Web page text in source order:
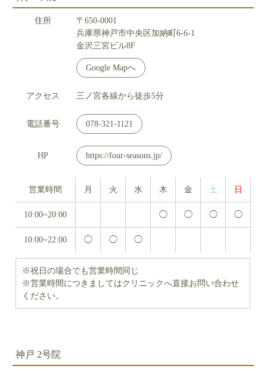
住所
〒650-0001
兵庫県神戸市中央区加納町6-6-1
金沢三宮ビル8F
Google Mapへ
アクセス 三ノ宮各線から徒歩5分
電話番号 078-321-1121
HP https://four-seasons.jp/
営業時間 月 火 水 木 金 土 日
10:00~20:00 ◯ ◯ ◯ ◯
10:00~22:00 ◯ ◯ ◯
※祝日の場合でも営業時間同じ
※営業時間につきましてはクリニックへ直接お問い合わせ
ください。
神戸 2号院